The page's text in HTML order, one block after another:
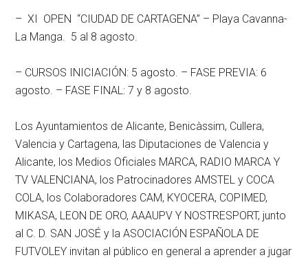
– XI OPEN “CIUDAD DE CARTAGENA” – Playa Cavanna-
La Manga. 5 al 8 agosto.
– CURSOS INICIACIÓN: 5 agosto. – FASE PREVIA: 6
agosto. – FASE FINAL: 7 y 8 agosto.
Los Ayuntamientos de Alicante, Benicàssim, Cullera,
Valencia y Cartagena, las Diputaciones de Valencia y
Alicante, los Medios Oficiales MARCA, RADIO MARCA Y
TV VALENCIANA, los Patrocinadores AMSTEL y COCA
COLA, los Colaboradores CAM, KYOCERA, COPIMED,
MIKASA, LEON DE ORO, AAAUPV Y NOSTRESPORT, junto
al C. D. SAN JOSÉ y la ASOCIACIÓN ESPAÑOLA DE
FUTVOLEY invitan al público en general a aprender a jugar